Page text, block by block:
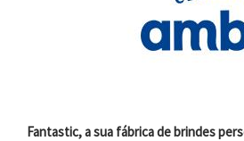
Fantastic, a sua fábrica de brindes